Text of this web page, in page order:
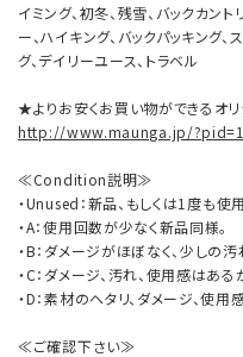
イミング、初冬、残雪、バックカン
ー、ハイキング、バックパッキング、
グ、デイリーユース、トラベル
★よりお安くお買い物ができるオ
http://www.maunga.jp/
≪Condition説明≫
・Unused：新品、もしくは1度も使
・A：使用回数が少なく新品同様。
・B：ダメージがほぼなく、少しの
・C：ダメージ、汚れ、使用感はあ
・D：素材のヘタリ、ダメージ、使
≪ご確認下さい≫